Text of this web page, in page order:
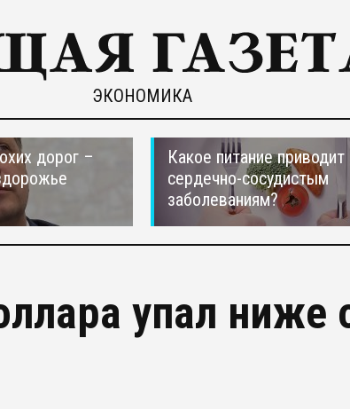
ЭКОНОМИКА
дорог –
Какое питание приводит
сердечно-сосудистым
заболеваниям?
упал ниже